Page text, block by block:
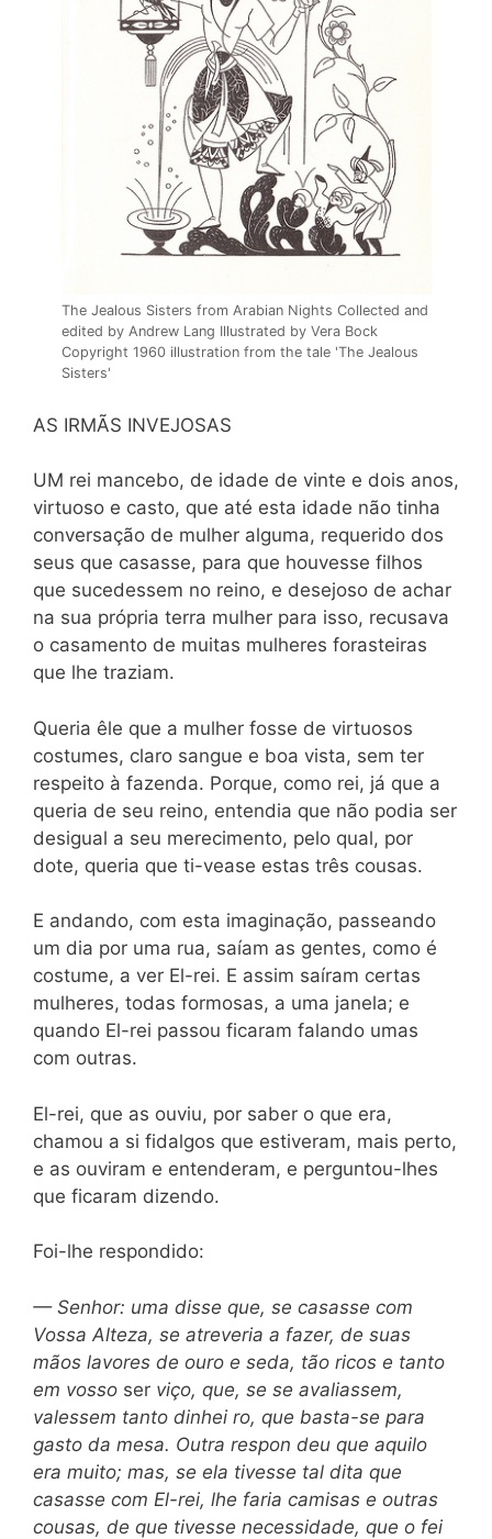
The Jealous Sisters from Arabian Nights Collected and
edited by Andrew Lang Illustrated by Vera Bock
Copyright 1960 illustration from the tale 'The Jealous
Sisters'
AS IRMÃS INVEJOSAS
UM rei mancebo, de idade de vinte e dois anos,
virtuoso e casto, que até esta idade não tinha
conversação de mulher alguma, requerido dos
seus que casasse, para que houvesse filhos
que sucedessem no reino, e desejoso de achar
na sua própria terra mulher para isso, recusava
o casamento de muitas mulheres forasteiras
que lhe traziam.
Queria êle que a mulher fosse de virtuosos
costumes, claro sangue e boa vista, sem ter
respeito à fazenda. Porque, como rei, já que a
queria de seu reino, entendia que não podia ser
desigual a seu merecimento, pelo qual, por
dote, queria que ti-vease estas três cousas.
E andando, com esta imaginação, passeando
um dia por uma rua, saíam as gentes, como é
costume, a ver El-rei. E assim saíram certas
mulheres, todas formosas, a uma janela; e
quando El-rei passou ficaram falando umas
com outras.
El-rei, que as ouviu, por saber o que era,
chamou a si fidalgos que estiveram, mais perto,
e as ouviram e entenderam, e perguntou-lhes
que ficaram dizendo.
Foi-lhe respondido:
— Senhor: uma disse que, se casasse com
Vossa Alteza, se atreveria a fazer, de suas
mãos lavores de ouro e seda, tão ricos e tanto
em vosso ser viço, que, se se avaliassem,
valessem tanto dinhei ro, que basta-se para
gasto da mesa. Outra respon deu que aquilo
era muito; mas, se ela tivesse tal dita que
casasse com El-rei, lhe faria camisas e outras
cousas, de que tivesse necessidade, que o fei